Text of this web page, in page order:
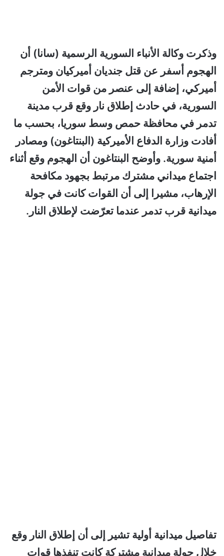
وذكرت وكالة الأنباء السورية الرسمية (سانا) أن
الهجوم أسفر عن قتل جنديان أميركيان ومترجم
أميركي، إضافة إلى عنصر من قوات الأمن
السورية، في حادث إطلاق نار وقع قرب مدينة
تدمر في محافظة حمص وسط سوريا، بحسب ما
أفادت وزارة الدفاع الأميركية (البنتاغون) ومصادر
أمنية سورية. وأوضح البنتاغون أن الهجوم وقع أثناء
اجتماع ميداني مشترك مرتبط بجهود مكافحة
الإرهاب، مشيرا إلى أن القوات كانت في جولة
ميدانية قرب تدمر عندما تعرّضت لإطلاق النار.
تفاصيل ميدانية أولية تشير إلى أن إطلاق النار وقع
خلال جولة ميدانية مشتركة كانت تنفذها قوات